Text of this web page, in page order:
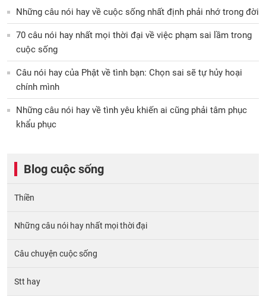
Những câu nói hay về cuộc sống nhất định phải nhớ trong đời
70 câu nói hay nhất mọi thời đại về việc phạm sai lầm trong
cuộc sống
Câu nói hay của Phật về tình bạn: Chọn sai sẽ tự hủy hoại
chính mình
Những câu nói hay về tình yêu khiến ai cũng phải tâm phục
khẩu phục
Blog cuộc sống
Thiền
Những câu nói hay nhất mọi thời đại
Câu chuyện cuộc sống
Stt hay